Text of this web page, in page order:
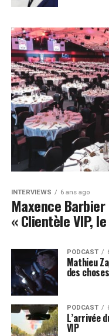
INTERVIEWS 6 ans ago
Maxence Barbier
« Clientèle VIP,
PODCAST
Mathieu
des
PODCAST
L’arrivée
VIP